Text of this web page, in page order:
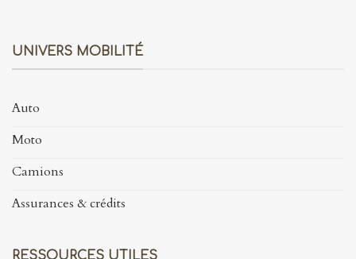
UNIVERS MOBILITÉ
Auto
Moto
Camions
Assurances & crédits
RESSOURCES UTILES